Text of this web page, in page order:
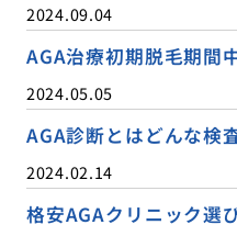
2024.09.04
AGA治療初期脱毛期間
2024.05.05
AGA診断とはどんな検
2024.02.14
格安AGAクリニック選